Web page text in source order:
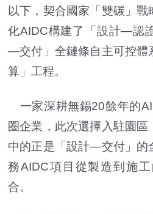
以下，契合國家「雙碳」
化AIDC構建了「設計—
—交付」全鏈條自主可控體
算」工程。
一家深耕無錫20餘年的
圈企業，此次選擇入駐園
中的正是「設計—交付」的
務AIDC項目從製造到施
合。